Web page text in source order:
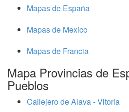
Mapas de España
Mapas de Mexico
Mapas de Francia
Mapa Provincias de
Pueblos
Callejero de Alava - Vitoria